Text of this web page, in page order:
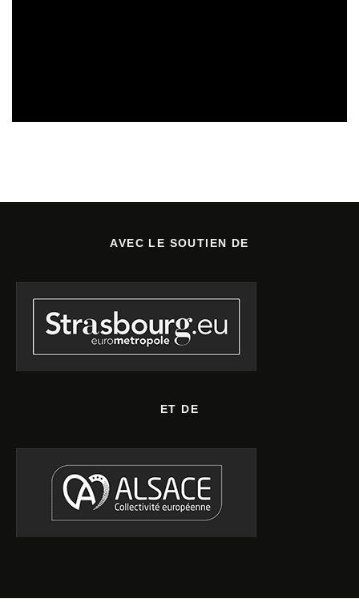
AVEC LE SOUTIEN DE
ET DE